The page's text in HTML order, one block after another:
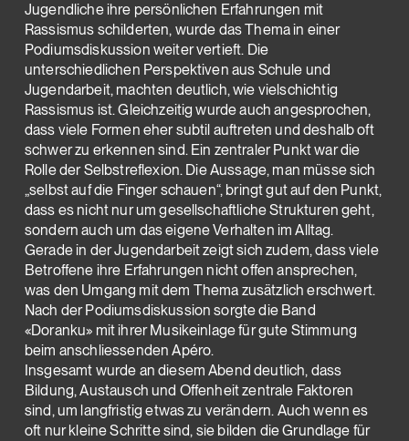
Jugendliche ihre persönlichen Erfahrungen mit
Rassismus schilderten, wurde das Thema in einer
Podiumsdiskussion weiter vertieft. Die
unterschiedlichen Perspektiven aus Schule und
Jugendarbeit, machten deutlich, wie vielschichtig
Rassismus ist. Gleichzeitig wurde auch angesprochen,
dass viele Formen eher subtil auftreten und deshalb oft
schwer zu erkennen sind. Ein zentraler Punkt war die
Rolle der Selbstreflexion. Die Aussage, man müsse sich
„selbst auf die Finger schauen“, bringt gut auf den Punkt,
dass es nicht nur um gesellschaftliche Strukturen geht,
sondern auch um das eigene Verhalten im Alltag.
Gerade in der Jugendarbeit zeigt sich zudem, dass viele
Betroffene ihre Erfahrungen nicht offen ansprechen,
was den Umgang mit dem Thema zusätzlich erschwert.
Nach der Podiumsdiskussion sorgte die Band
«Doranku» mit ihrer Musikeinlage für gute Stimmung
beim anschliessenden Apéro.
Insgesamt wurde an diesem Abend deutlich, dass
Bildung, Austausch und Offenheit zentrale Faktoren
sind, um langfristig etwas zu verändern. Auch wenn es
oft nur kleine Schritte sind, sie bilden die Grundlage für